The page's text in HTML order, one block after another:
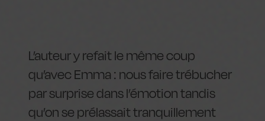
L’auteur y refait le même coup
qu’avec Emma : nous faire trébucher
par surprise dans l’émotion tandis
qu’on se prélassait tranquillement